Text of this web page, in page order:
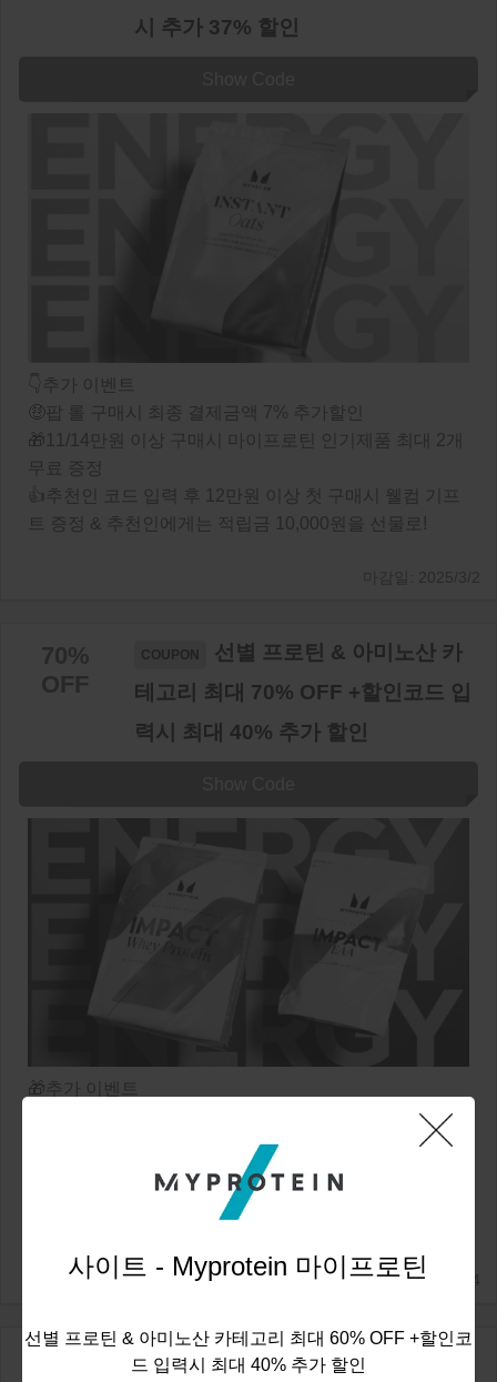
시 추가 37% 할인
👇추가 이벤트
🤑팝 롤 구매시 최종 결제금액 7% 추가할인
🎁11/14만원 이상 구매시 마이프로틴 인기제품 최대 2개
무료 증정
👍추천인 코드 입력 후 12만원 이상 첫 구매시 웰컴 기프
트 증정 & 추천인에게는 적립금 10,000원을 선물로!
70%
OFF
선별 프로틴 & 아미노산 카
테고리 최대 70% OFF +할인코드 입
력시 최대 40% 추가 할인
🎁추가 이벤트
▶말왕 부스터 부스터 구매시 최종 결제금액 10% 추가할
▶추천인 코드 입력 후 12만원 이상 첫 구매시 무료 사은
품 증정! + 추천인에게는 스페셜 적립금 10,000원을 선물
2025/2/24
선별 프로틴 & 아미노산 카
사이트 - Myprotein 마이프로틴
선별 프로틴 & 아미노산 카테고리 최대 60% OFF +할인코
드 입력시 최대 40% 추가 할인